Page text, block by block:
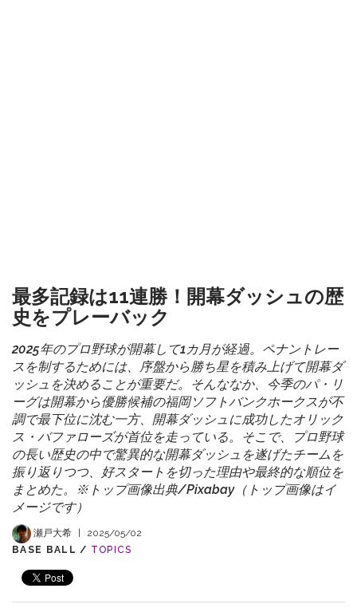
最多記録は11連勝！開幕ダッシュの歴
史をプレーバック
2025年のプロ野球が開幕して1カ月が経過。ペナントレー
スを制するためには、序盤から勝ち星を積み上げて開幕ダ
ッシュを決めることが重要だ。そんななか、今季のパ・リ
ーグは開幕から優勝候補の福岡ソフトバンクホークスが不
調で最下位に沈む一方、開幕ダッシュに成功したオリック
ス・バファローズが首位を走っている。そこで、プロ野球
の長い歴史の中で驚異的な開幕ダッシュを遂げたチームを
振り返りつつ、好スタートを切った理由や最終的な順位を
まとめた。※トップ画像出典/Pixabay（トップ画像はイ
メージです）
瀬戸大希
2025/05/02
BASE BALL / TOPICS